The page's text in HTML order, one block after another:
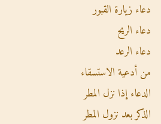
دعاء زيارة القبور
دعاء الريح
دعاء الرعد
من أدعية الاستسقاء
الدعاء إذا نزل المطر
الذكر بعد نزول المطر